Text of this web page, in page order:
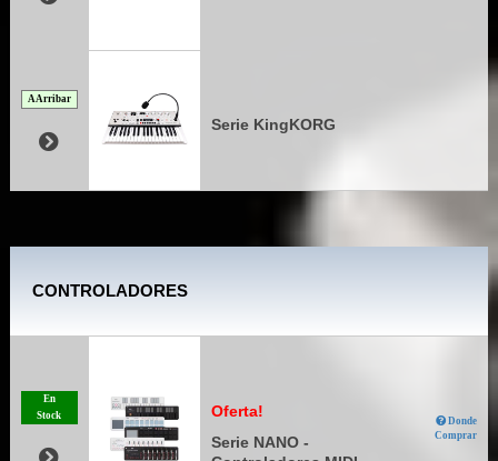
A Arribar
Serie KingKORG
CONTROLADORES
En
Stock
Oferta!
Serie NANO -
Donde
Comprar